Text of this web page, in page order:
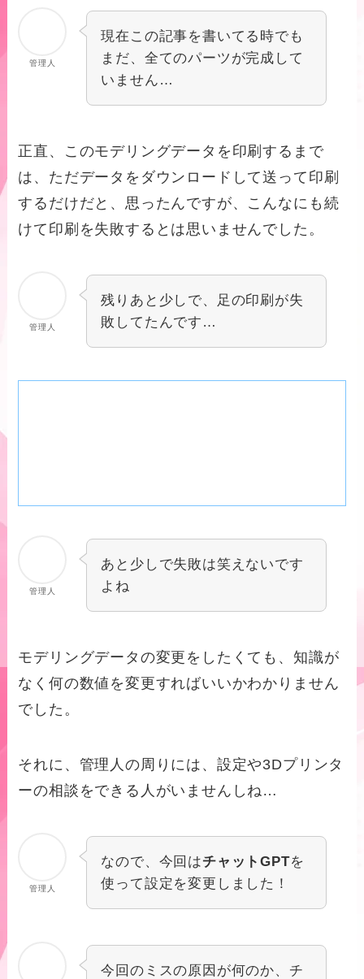
管理人
現在この記事を書いてる時でも
まだ、全てのパーツが完成して
いません…
正直、このモデリングデータを印刷するまで
は、ただデータをダウンロードして送って印刷
するだけだと、思ったんですが、こんなにも続
けて印刷を失敗するとは思いませんでした。
管理人
残りあと少しで、足の印刷が失
敗してたんです…
管理人
あと少しで失敗は笑えないです
よね
モデリングデータの変更をしたくても、知識が
なく何の数値を変更すればいいかわかりません
でした。
それに、管理人の周りには、設定や3Dプリンタ
ーの相談をできる人がいませんしね…
管理人
なので、今回はチャットGPTを
使って設定を変更しました！
今回のミスの原因が何のか、チ